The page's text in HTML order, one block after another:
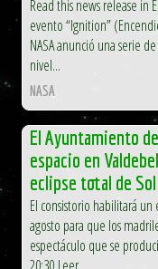
Read this news release in
evento “Ignition”
NASA anunció una serie
nivel...
NASA
El Ayuntamiento
espacio en
eclipse total de Sol
El consistorio habilitará
agosto para que los
espectáculo que se